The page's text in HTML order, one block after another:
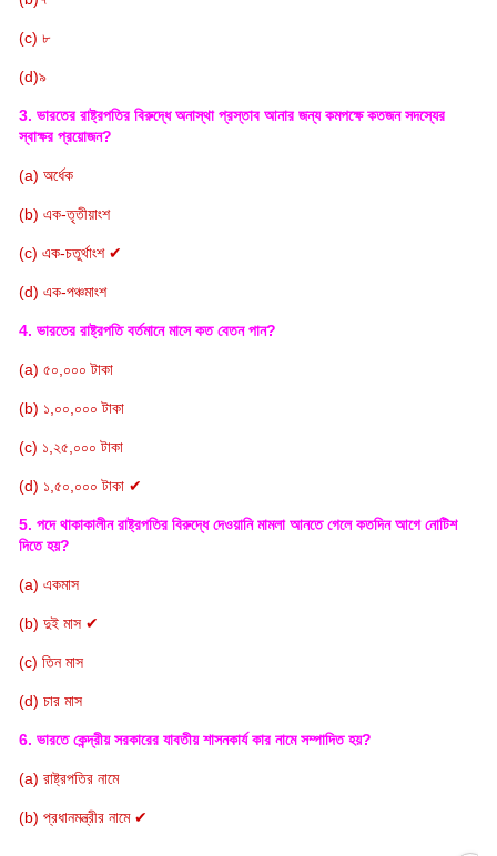
(c) ৮
(d)৯
3. ভারতের রাষ্ট্রপতির বিরুদ্ধে অনাস্থা প্রস্তাব আনার জন্য কমপক্ষে কতজন সদস্যের
স্বাক্ষর প্রয়োজন?
(a) অর্ধেক
(b) এক-তৃতীয়াংশ
(c) এক-চতুর্থাংশ ✔
(d) এক-পঞ্চমাংশ
4. ভারতের রাষ্ট্রপতি বর্তমানে মাসে কত বেতন পান?
(a) ৫০,০০০ টাকা
(b) ১,০০,০০০ টাকা
(c) ১,২৫,০০০ টাকা
(d) ১,৫০,০০০ টাকা ✔
5. পদে থাকাকালীন রাষ্ট্রপতির বিরুদ্ধে দেওয়ানি মামলা আনতে গেলে কতদিনআগে নোটিশ
দিতে হয়?
(a) একমাস
(b) দুই মাস ✔
(c) তিন মাস
(d) চার মাস
6. ভারতে কেন্দ্রীয় সরকারের যাবতীয় শাসনকার্য কার নামে সম্পাদিত হয়?
(a) রাষ্ট্রপতির নামে
(b) প্রধানমন্ত্রীর নামে ✔